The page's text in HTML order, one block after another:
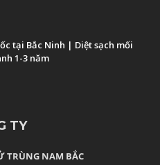
tại Bắc Ninh | Diệt sạch mối
1-3 năm
TY
TRÙNG NAM BẮC